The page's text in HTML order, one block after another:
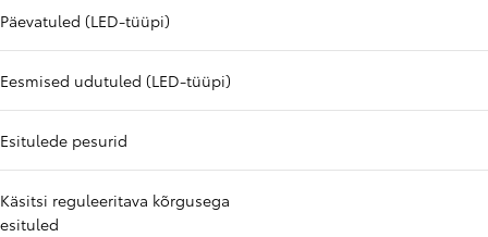
Päevatuled (LED-tüüpi)
Eesmised udutuled (LED-tüüpi)
Esitulede pesurid
Käsitsi reguleeritava kõrgusega
esituled